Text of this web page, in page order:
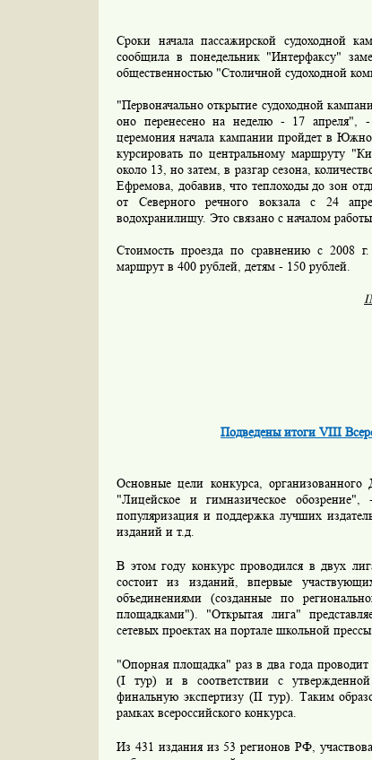
Сроки начала пассажирской судоходной
сообщила в понедельник "Интерфаксу"
общественностью "Столичной судоходной
"Первоначально открытие судоходной
оно перенесено на неделю - 17 апреля", -
церемония начала кампании пройдет в
курсировать по центральному маршруту
около 13, но затем, в разгар сезона,
Ефремова, добавив, что теплоходы до зон
от Северного речного вокзала с 24
водохранилищу. Это связано с началом
Стоимость проезда по сравнению с 2008
маршрут в 400 рублей, детям - 150 рублей.
Подведены итоги VIII
Основные цели конкурса,
"Лицейское и гимназическое обозрение",
популяризация и поддержка лучших
изданий и т.д.
В этом году конкурс проводился в двух
состоит из изданий, впервые
объединениями (созданные по
площадками"). "Oткрытая лига"
сетевых проектах на портале школьной прессы.
"Опорная площадка" раз в два года
(I тур) и в соответствии с
финальную экспертизу (II тур). Таким
рамках всероссийского конкурса.
Из 431 издания из 53 регионов РФ,